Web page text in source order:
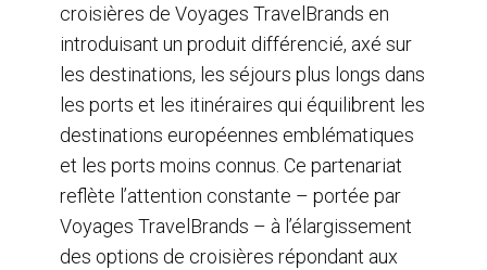
croisières de Voyages TravelBrands en
introduisant un produit différencié, axé sur
les destinations, les séjours plus longs dans
les ports et les itinéraires qui équilibrent les
destinations européennes emblématiques
et les ports moins connus. Ce partenariat
reflète l’attention constante – portée par
Voyages TravelBrands – à l’élargissement
des options de croisières répondant aux